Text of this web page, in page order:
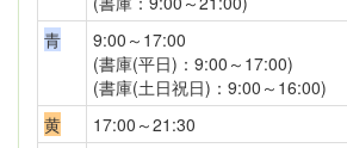
青
9:00～17:00
(書庫(平日)：9:00～17:00)
(書庫(土日祝日)：9:00～16:00)
黄
17:00～21:30